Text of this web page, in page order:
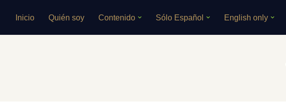
Inicio Quién soy Contenido Sólo Español English only